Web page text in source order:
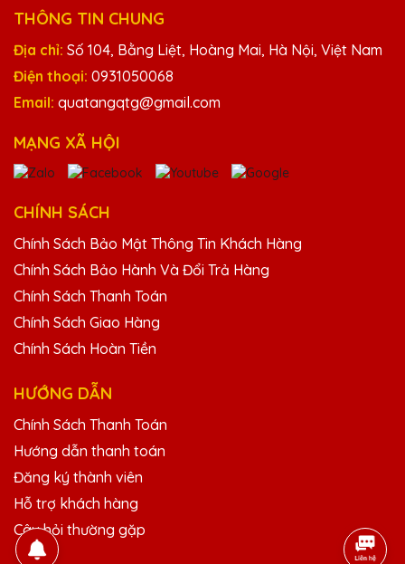
Hồ Văn Lâm
25/11/2025
đến những sản phẩm cúp pha lê chất lượng
lòng với sản phẩm này.
Dương Văn Khánh
Rất hài lòng với sản phẩm và dịch vụ của
kế độc đáo và chất lượng cao, phản ánh
đúng giá trị của người nhận.
Bùi Văn Nam
Cảm ơn Quà Tặng Pha Lê QTG đã mang
cao. Mọi người trong công ty đều rất hài
lòng với sản phẩm này.
THÔNG TIN CHUNG
Địa chỉ: Số 104, Bằng Liệt, Hoàng Mai, Hà Nội, Việt Nam
Điện thoại: 0931050068
Email: quatangqtg@gmail.com
MẠNG XÃ HỘI
CHÍNH SÁCH
Chính Sách Bảo Mật Thông Tin Khách Hàng
Chính Sách Bảo Hành Và Đổi Trả Hàng
Chính Sách Thanh Toán
Chính Sách Giao Hàng
Chính Sách Hoàn Tiền
HƯỚNG DẪN
Chính Sách Thanh Toán
Hướng dẫn thanh toán
Đăng ký thành viên
Hỗ trợ khách hàng
Câu hỏi thường gặp